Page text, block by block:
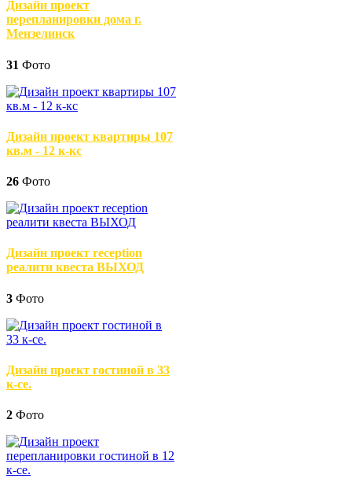
Дизайн проект
перепланировки дома г.
Мензелинск
31 Фото
Дизайн проект квартиры 107
кв.м - 12 к-кс
26 Фото
Дизайн проект reception
реалити квеста ВЫХОД
3 Фото
Дизайн проект гостиной в 33
к-се.
2 Фото